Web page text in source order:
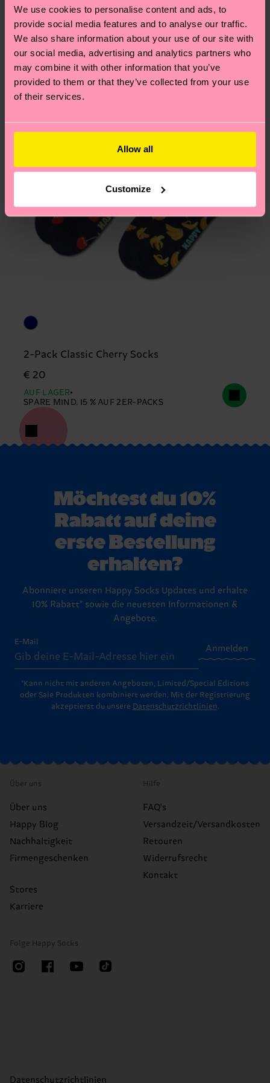
We use cookies to personalise content and ads, to
provide social media features and to analyse our traffic.
We also share information about your use of our site with
our social media, advertising and analytics partners who
may combine it with other information that you’ve
provided to them or that they’ve collected from your use
of their services.
Allow all
Customize
und die genaue Lieferzeit von der lokalen Post in
deinem Land abhängt.
Du hast Fragen zu einer Retoure? In unserem
Hilfebereich im Artikel Retouren findest du die
am häufigsten gestellten Fragen.
2-Pack Classic Cherry Socks
€ 20
AUF LAGER
SPARE MIND. 15 % AUF 2ER-PACKS
Möchtest du 10%
Rabatt auf deine
erste Bestellung
erhalten?
Abonniere unseren Happy Socks Updates und erhalte
10% Rabatt* sowie die neuesten Informationen &
Angebote.
E-Mail
Anmelden
*Kann nicht mit anderen Angeboten, Limited/Special Editions
oder Sale Produkten kombiniert werden. Mit der Registrierung
akzeptierst du unsere Datenschutzrichtlinien.
Über uns
Über uns
Happy Blog
Nachhaltigkeit
Firmengeschenken
Stores
Karriere
Hilfe
FAQ's
Versandzeit/Versandkosten
Retouren
Widerrufsrecht
Kontakt
Folge Happy Socks
Datenschutzrichtlinien